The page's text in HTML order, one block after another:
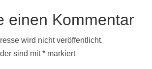
einen Kommentar
wird nicht veröffentlicht.
sind mit* markiert